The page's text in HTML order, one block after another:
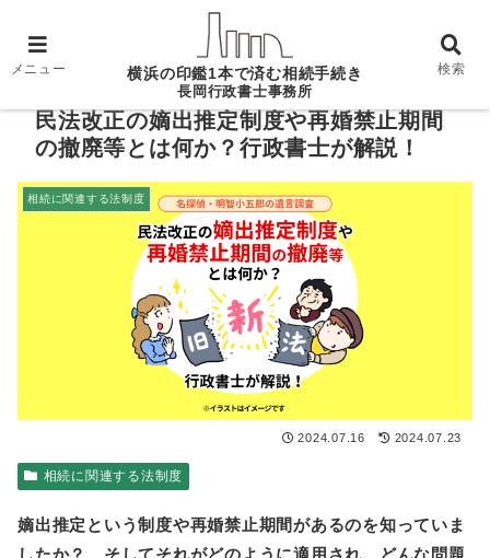
ホーム 相続に関連する法制度
民法改正の嫡出推定
制度や再婚禁止期間の撤廃等とは何か？行政書士が解説！
民法改正の嫡出推定制度や再婚禁止期間
の撤廃等とは何か？行政書士が解説！
相続に関連する法制度
2024.07.16 2024.07.23
相続に関連する法制度
嫡出推定という制度や再婚禁止期間があるのを知っていま
したか？ そしてそれがどのように適用され、どんな問題
メニュー 横浜の印鑑1本で済む相続手続き
長岡行政書士事務所
検索